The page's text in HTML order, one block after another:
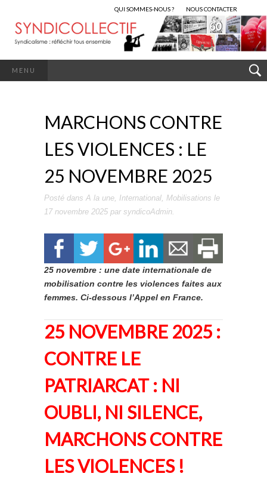
QUI SOMMES-NOUS ? NOUS CONTACTER
MENU
MARCHONS CONTRE
LES VIOLENCES : LE
25 NOVEMBRE 2025
Posté dans A la une, International, Mobilisations le
17 novembre 2025 par syndicoAdmin.
25 novembre : une date internationale de
mobilisation contre les violences faites aux
femmes. Ci-dessous l’Appel en France.
25 NOVEMBRE 2025 :
CONTRE LE
PATRIARCAT : NI
OUBLI, NI SILENCE,
MARCHONS CONTRE
LES VIOLENCES !